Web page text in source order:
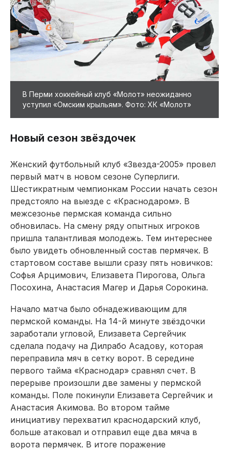
В Перми хоккейный клуб «Молот» неожиданно
уступил «Омским крыльям». Фото: ХК «Молот»
Новый сезон звёздочек
Женский футбольный клуб «Звезда-2005» провел
первый матч в новом сезоне Суперлиги.
Шестикратным чемпионкам России начать сезон
предстояло на выезде с «Краснодаром». В
межсезонье пермская команда сильно
обновилась. На смену ряду опытных игроков
пришла талантливая молодежь. Тем интереснее
было увидеть обновленный состав пермячек. В
стартовом составе вышли сразу пять новичков:
Софья Арцимович, Елизавета Пирогова, Ольга
Посохина, Анас­тасия Магер и Дарья Сорокина.
Начало матча было обнадеживающим для
пермской команды. На 14-й минуте звёздочки
заработали угловой, Елизавета Сергейчик
сделала подачу на Дилрабо Асадову, которая
переправила мяч в сетку ворот. В середине
первого тайма «Краснодар» сравнял счет. В
перерыве произошли две замены у пермской
команды. Поле покинули Елизавета Сергейчик и
Анастасия Акимова. Во втором тайме
инициативу перехватил краснодарский клуб,
больше атаковал и отправил еще два мяча в
ворота пермячек. В итоге поражение